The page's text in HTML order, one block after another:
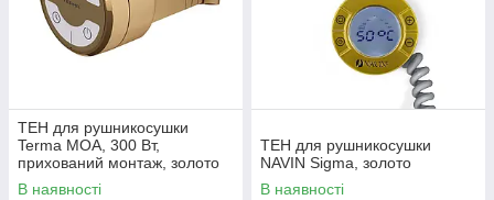
ТЕН для рушникосушки
Terma MOA, 300 Вт,
прихований монтаж, золото
В наявності
ТЕН для рушникосушки
NAVIN Sigma, золото
В наявності